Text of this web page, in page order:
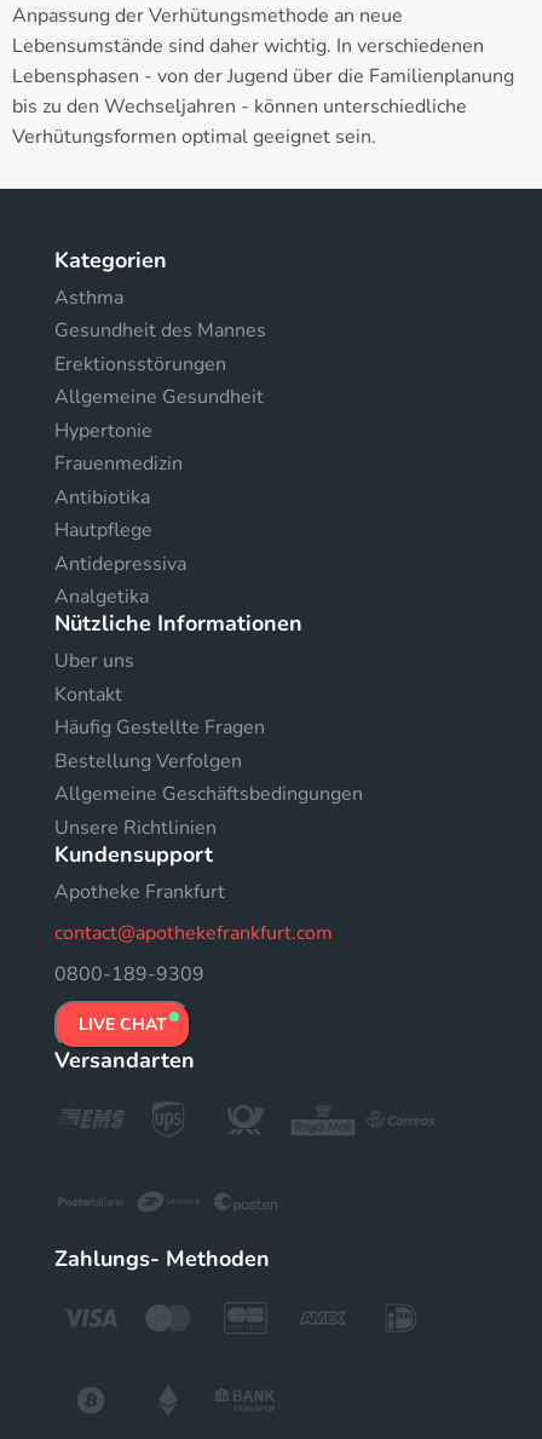
Anpassung der Verhütungsmethode an neue
Lebensumstände sind daher wichtig. In verschiedenen
Lebensphasen - von der Jugend über die Familienplanung
bis zu den Wechseljahren - können unterschiedliche
Verhütungsformen optimal geeignet sein.
Kategorien
Asthma
Gesundheit des Mannes
Erektionsstörungen
Allgemeine Gesundheit
Hypertonie
Frauenmedizin
Antibiotika
Hautpflege
Antidepressiva
Analgetika
Nützliche Informationen
Uber uns
Kontakt
Häufig Gestellte Fragen
Bestellung Verfolgen
Allgemeine Geschäftsbedingungen
Unsere Richtlinien
Kundensupport
Apotheke Frankfurt
contact@apothekefrankfurt.com
0800-189-9309
LIVE CHAT
Versandarten
Zahlungs- Methoden